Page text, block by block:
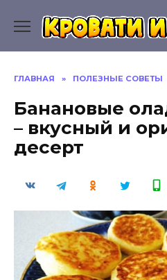
содержанию
ГЛАВНАЯ » ПОЛЕЗНЫЕ СОВЕТЫ
Банановые
– вкусный и
десерт